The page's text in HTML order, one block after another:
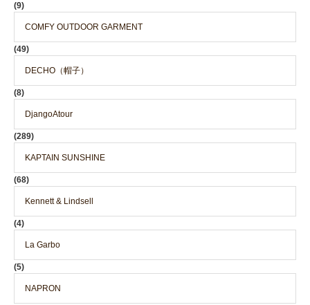
(9)
COMFY OUTDOOR GARMENT
(49)
DECHO（帽子）
(8)
DjangoAtour
(289)
KAPTAIN SUNSHINE
(68)
Kennett & Lindsell
(4)
La Garbo
(5)
NAPRON